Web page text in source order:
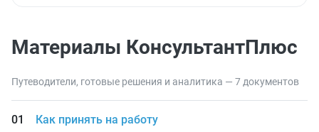
Материалы КонсультантПлюс
Путеводители, готовые решения и аналитика — 7 документов
Как принять на работу